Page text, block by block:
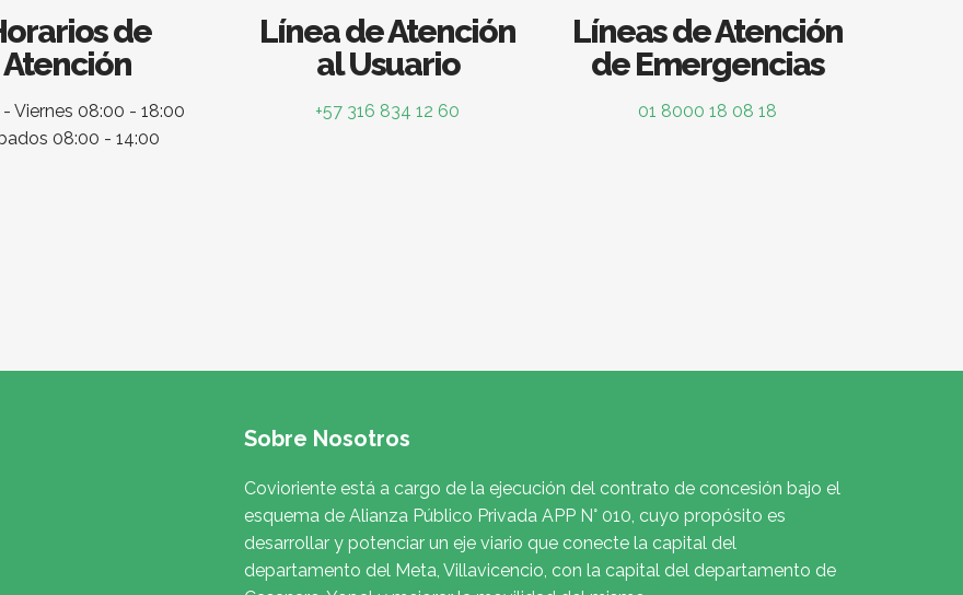
de
Atención
- Viernes 08:00 - 18:00
08:00 - 14:00
Línea de Atención
al Usuario
+57 316 834 12 60
Líneas de Atención
de Emergencias
01 8000 18 08 18
Sobre Nosotros
Covioriente está a cargo de la ejecución del contrato de concesión bajo el
esquema de Alianza Público Privada APP N° 010, cuyo propósito es
desarrollar y potenciar un eje viario que conecte la capital del
departamento del Meta, Villavicencio, con la capital del departamento de